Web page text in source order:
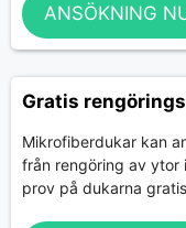
ANSÖKNING
Gratis
Mikrofiberdukar kan
från rengöring av ytor
prov på dukarna